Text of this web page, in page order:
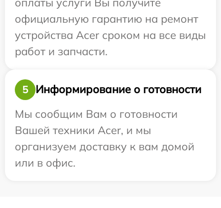
официальную гарантию на ремонт
устройства Acer сроком на все виды
работ и запчасти.
5
Информирование о готовности
Мы сообщим Вам о готовности
Вашей техники Acer, и мы
организуем доставку к вам домой
или в офис.